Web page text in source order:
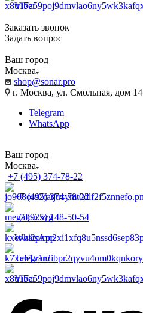
Viber
Заказать звонок
Задать вопрос
Ваш город
Москва
shop@sonar.pro
г. Москва, ул. Смольная, дом 14
Telegram
WhatsApp
Ваш город
Москва
+7 (495) 374-78-22
+7 (495) 374-78-22
+7 (925) 148-50-54
WhatsApp
Telegram
Viber